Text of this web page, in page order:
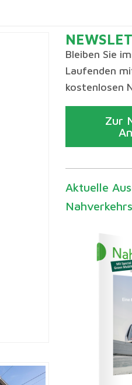
Bleiben Sie
Laufenden
kostenlosen
Zur
Aktuelle